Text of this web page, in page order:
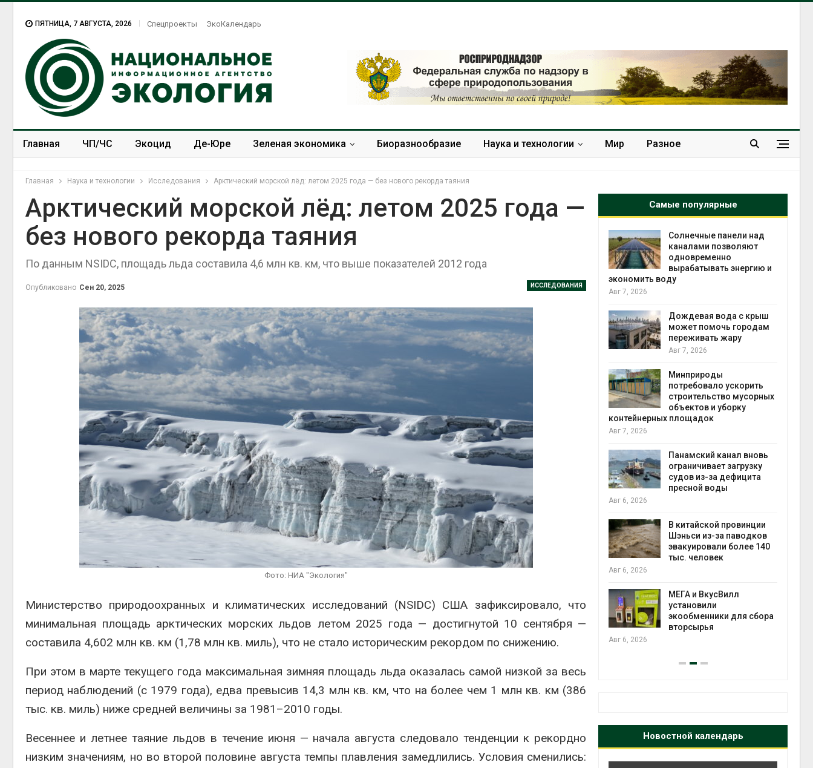
ПЯТНИЦА, 7 АВГУСТА, 2026 Спецпроекты ЭкоКалендарь
Главная ЧП/ЧС Экоцид Де-Юре Зеленая экономика Биоразнообразие Наука и технологии Мир Разное
Главная Наука и технологии Исследования Арктический морской лёд: летом 2025 года — без нового рекорда таяния
Арктический морской лёд: летом 2025 года —
без нового рекорда таяния
По данным NSIDC, площадь льда составила 4,6 млн кв. км, что выше показателей 2012 года
ИССЛЕДОВАНИЯ
Опубликовано Сен 20, 2025
Фото: НИА "Экология"
Министерство природоохранных и климатических исследований (NSIDC) США зафиксировало, что
минимальная площадь арктических морских льдов летом 2025 года — достигнутой 10 сентября —
составила 4,602 млн кв. км (1,78 млн кв. миль), что не стало историческим рекордом по снижению.
При этом в марте текущего года максимальная зимняя площадь льда оказалась самой низкой за весь
период наблюдений (с 1979 года), едва превысив 14,3 млн кв. км, что на более чем 1 млн кв. км (386
тыс. кв. миль) ниже средней величины за 1981–2010 годы.
Весеннее и летнее таяние льдов в течение июня — начала августа следовало тенденции к рекордно
низким значениям, но во второй половине августа темпы плавления замедлились. Условия сменились:
Самые популярные
Учёные предложили
получать питьевую воду
ветра
для контроля мусорных
площадок запустят в
сентябре
Авг 6, 2026
Европа теряет всё
больше лесной
биомассы из-за засух,
вредителей и рубок
Авг 6, 2026
В горах Карачаево-
Черкесии выявили новые
места произрастания
краснокнижных растений
Авг 6, 2026
Учёные научили салат
производить «животный»
белок для растительного
соли почти в 20 раз
Авг 7, 2026
В Индии проект дата-
столкнулся с протестами
заповедника
Авг 7, 2026
обращения с отходами
Авг 7, 2026
Американские экологи
предупредили о
масштабном загрязнении
пены
Авг 7, 2026
Названы ведущие
экологические НКО
России по итогам 2025
года
Авг 7, 2026
сразу несколько
экстремальными
Авг 7, 2026
Солнечные панели над
каналами позволяют
одновременно
вырабатывать энергию и
экономить воду
Авг 7, 2026
Дождевая вода с крыш
может помочь городам
переживать жару
Авг 7, 2026
Минприроды
потребовало ускорить
строительство мусорных
объектов и уборку
контейнерных площадок
Авг 7, 2026
Панамский канал вновь
ограничивает загрузку
судов из-за дефицита
пресной воды
Авг 6, 2026
В китайской провинции
Шэньси из-за паводков
эвакуировали более 140
тыс. человек
Авг 6, 2026
МЕГА и ВкусВилл
установили
экообменники для сбора
вторсырья
Авг 6, 2026
Новостной календарь